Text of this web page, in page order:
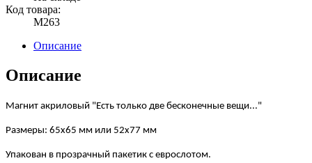
Код товара:
М263
Описание
Описание
Магнит акриловый "Есть только две бесконечные вещи..."
Размеры: 65х65 мм или 52х77 мм
Упакован в прозрачный пакетик с еврослотом.